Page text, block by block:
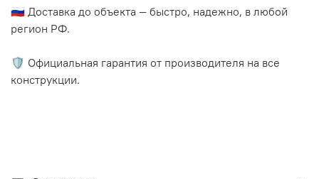
🇷🇺 Доставка до объекта — быстро, надежно, в любой
регион РФ.
🛡️ Официальная гарантия от производителя на все
конструкции.